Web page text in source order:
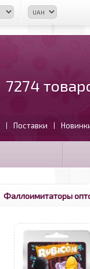
7274
| Поставки |
Фаллоимитаторы